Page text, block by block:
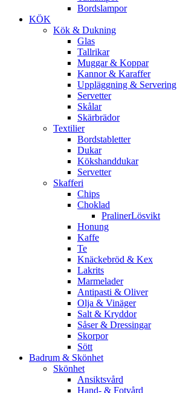
Bordslampor
KÖK
Kök & Dukning
Glas
Tallrikar
Muggar & Koppar
Kannor & Karaffer
Uppläggning & Servering
Servetter
Skålar
Skärbrädor
Textilier
Bordstabletter
Dukar
Kökshanddukar
Servetter
Skafferi
Chips
Choklad
PralinerLösvikt
Honung
Kaffe
Te
Knäckebröd & Kex
Lakrits
Marmelader
Antipasti & Oliver
Olja & Vinäger
Salt & Kryddor
Såser & Dressingar
Skorpor
Sött
Badrum & Skönhet
Skönhet
Ansiktsvård
Hand- & Fotvård